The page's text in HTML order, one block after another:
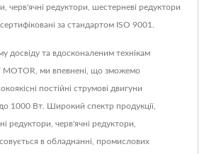
черв'ячні редуктори, шестерневі редуктори
за стандартом ISO 9001.
досвіду та вдосконаленим технікам
MOTOR, ми впевнені, що зможемо
постійні струмові двигуни
1000 Вт. Широкий спектр продукції,
редуктори, черв'ячні редуктори,
в обладнанні, промислових